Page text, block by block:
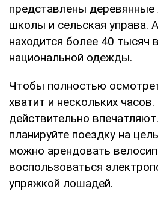
представлены
школы и сельская управа.
находится более 40 тысяч
национальной одежды.
Чтобы полностью
хватит и нескольких
действительно
планируйте поездку на
можно арендовать
воспользоваться
упряжкой лошадей.